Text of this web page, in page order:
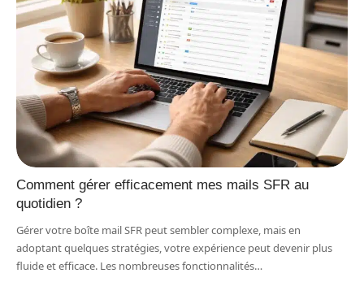
Comment gérer efficacement mes mails SFR au
quotidien ?
Gérer votre boîte mail SFR peut sembler complexe, mais en
adoptant quelques stratégies, votre expérience peut devenir plus
fluide et efficace. Les nombreuses fonctionnalités…